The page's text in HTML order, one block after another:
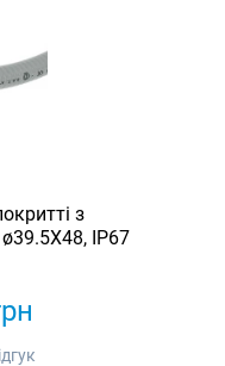
з
IP67